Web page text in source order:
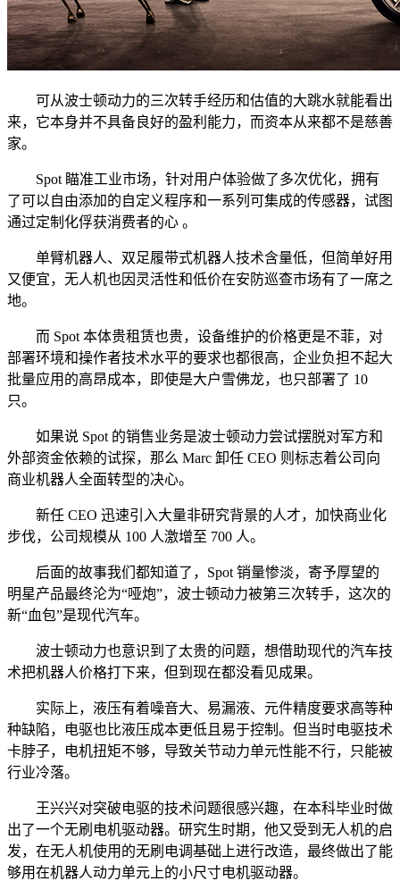
可从波士顿动力的三次转手经历和估值的大跳水就能看出
来，它本身并不具备良好的盈利能力，而资本从来都不是慈善
家。
Spot 瞄准工业市场，针对用户体验做了多次优化，拥有
了可以自由添加的自定义程序和一系列可集成的传感器，试图
通过定制化俘获消费者的心 。
单臂机器人、双足履带式机器人技术含量低，但简单好用
又便宜，无人机也因灵活性和低价在安防巡查市场有了一席之
地。
而 Spot 本体贵租赁也贵，设备维护的价格更是不菲，对
部署环境和操作者技术水平的要求也都很高，企业负担不起大
批量应用的高昂成本，即使是大户雪佛龙，也只部署了 10
只。
如果说 Spot 的销售业务是波士顿动力尝试摆脱对军方和
外部资金依赖的试探，那么 Marc 卸任 CEO 则标志着公司向
商业机器人全面转型的决心。
新任 CEO 迅速引入大量非研究背景的人才，加快商业化
步伐，公司规模从 100 人激增至 700 人。
后面的故事我们都知道了，Spot 销量惨淡，寄予厚望的
明星产品最终沦为“哑炮”，波士顿动力被第三次转手，这次的
新“血包”是现代汽车。
波士顿动力也意识到了太贵的问题，想借助现代的汽车技
术把机器人价格打下来，但到现在都没看见成果。
实际上，液压有着噪音大、易漏液、元件精度要求高等种
种缺陷，电驱也比液压成本更低且易于控制。但当时电驱技术
卡脖子，电机扭矩不够，导致关节动力单元性能不行，只能被
行业冷落。
王兴兴对突破电驱的技术问题很感兴趣，在本科毕业时做
出了一个无刷电机驱动器。研究生时期，他又受到无人机的启
发，在无人机使用的无刷电调基础上进行改造，最终做出了能
够用在机器人动力单元上的小尺寸电机驱动器。